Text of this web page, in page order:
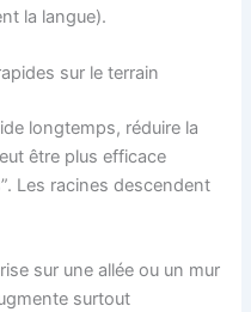
la langue).
sur le terrain
longtemps, réduire la
être plus efficace
Les racines descendent
sur une allée ou un mur
surtout